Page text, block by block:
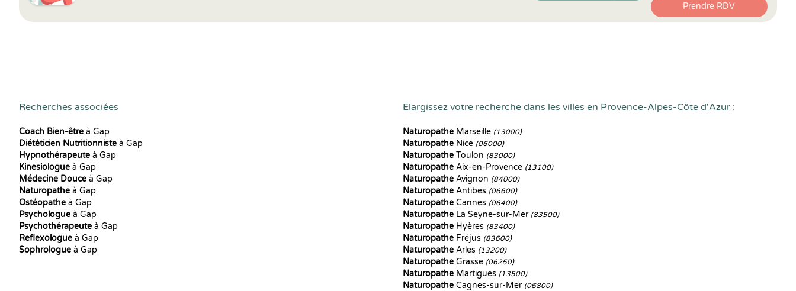
Prendre RDV
Recherches associées
Coach Bien-être à Gap
Diététicien Nutritionniste à Gap
Hypnothérapeute à Gap
Kinesiologue à Gap
Médecine Douce à Gap
Naturopathe à Gap
Ostéopathe à Gap
Psychologue à Gap
Psychothérapeute à Gap
Reflexologue à Gap
Sophrologue à Gap
Elargissez votre recherche dans les villes en Provence-Alpes-Côte d'Azur :
Naturopathe Marseille (13000)
Naturopathe Nice (06000)
Naturopathe Toulon (83000)
Naturopathe Aix-en-Provence (13100)
Naturopathe Avignon (84000)
Naturopathe Antibes (06600)
Naturopathe Cannes (06400)
Naturopathe La Seyne-sur-Mer (83500)
Naturopathe Hyères (83400)
Naturopathe Fréjus (83600)
Naturopathe Arles (13200)
Naturopathe Grasse (06250)
Naturopathe Martigues (13500)
Naturopathe Cagnes-sur-Mer (06800)